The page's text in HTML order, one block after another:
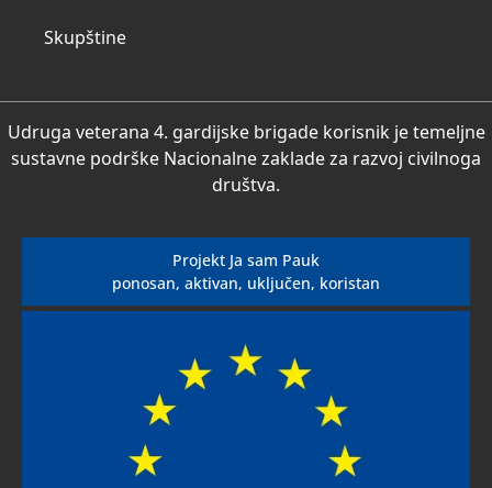
Skupštine
Udruga veterana 4. gardijske brigade korisnik je temeljne
sustavne podrške Nacionalne zaklade za razvoj civilnoga
društva.
Projekt Ja sam Pauk
ponosan, aktivan, uključen, koristan